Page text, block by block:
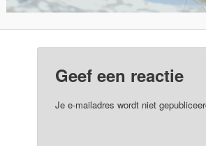
Geef een reactie
Je e-mailadres wordt niet